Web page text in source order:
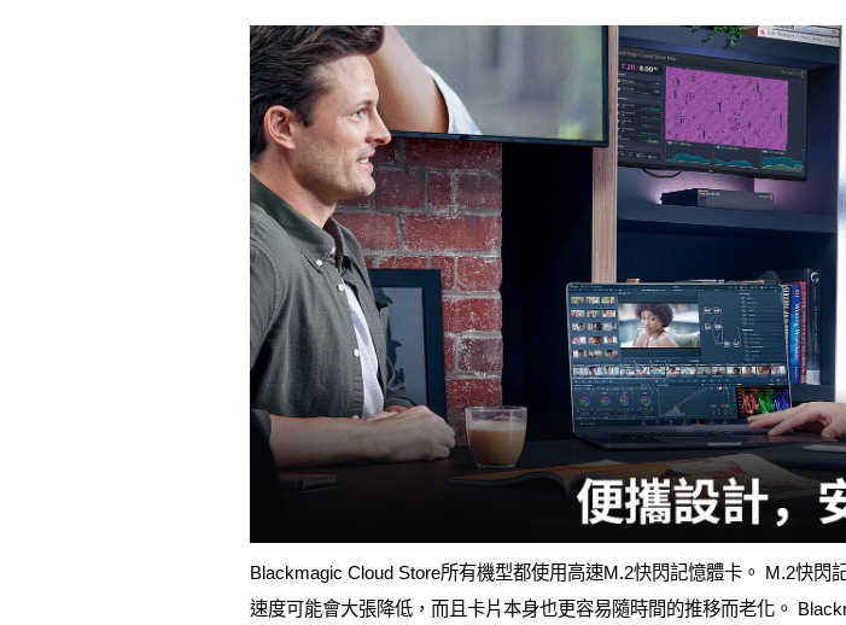
Blackmagic Cloud Store所有機型都使用高速M.2快閃記憶體卡。 M.2快
速度可能會大張降低，而且卡片本身也更容易隨時間的推移而老化。